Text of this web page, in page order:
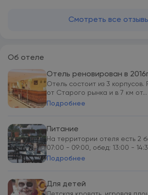
Смотреть все
Об отеле
Отель реновирован в
Отель состоит из 3 корпусов.
от Старого рынка и в 7 км от...
Подробнее
Питание
На территории отеля есть 2
07:00 - 09:00, обед: 13:00 -
Подробнее
Для детей